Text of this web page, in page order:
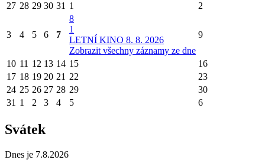
27 28 29 30 31 1 2
3 4 5 6 7
8
1
LETNÍ KINO 8. 8. 2026
Zobrazit všechny záznamy ze dne
9
10 11 12 13 14 15
16
17 18 19 20 21 22
23
24 25 26 27 28 29
30
31 1 2 3 4 5 6
Svátek
Dnes je 7.8.2026